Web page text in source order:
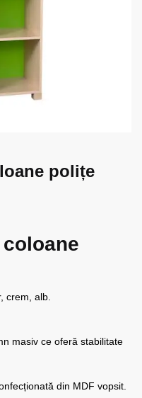
polițe
crem, alb.
masiv ce oferă stabilitate
din MDF vopsit.